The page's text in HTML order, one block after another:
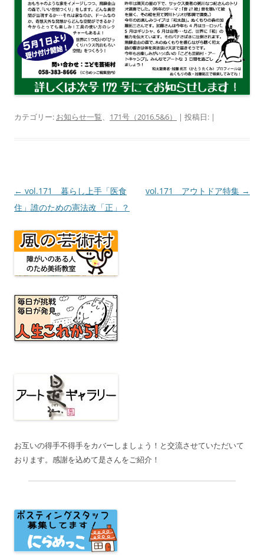
カテゴリー: お知らせ一覧、 171号（2016.5&6） | 投稿日: |
投
稿
ビ
ー
ョ
ン
← vol.171 暮らし上手「医食
住」誰のための憲法改「正」？
vol.171 アウトドア特集 →
お互いの得手不得手をカバーしましょう！と交流させていただいて
おります。感謝を込めて是さんをご紹介！